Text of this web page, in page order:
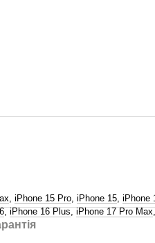
, iPhone 15 Pro, iPhone 15, iPhone
, iPhone 16 Plus, iPhone 17 Pro Max,